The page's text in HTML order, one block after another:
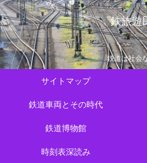
鉄旅遊
鉄道は社会
サイトマップ
鉄道車両とその時代
鉄道博物館
時刻表深読み